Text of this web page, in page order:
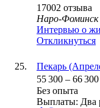
17002 отзыва
Наро-Фоминск
Интервью о
Откликнуться
Пекарь
55 300 – 66 300
Без опыта
Выплаты: Два